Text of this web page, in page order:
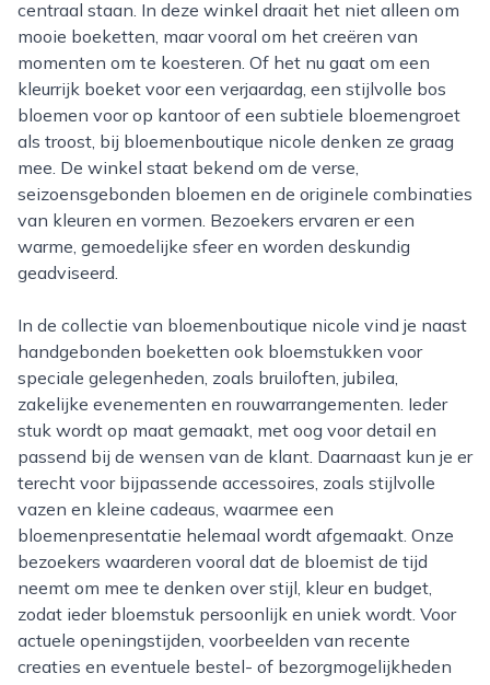
centraal staan. In deze winkel draait het niet alleen om
mooie boeketten, maar vooral om het creëren van
momenten om te koesteren. Of het nu gaat om een
kleurrijk boeket voor een verjaardag, een stijlvolle bos
bloemen voor op kantoor of een subtiele bloemengroet
als troost, bij bloemenboutique nicole denken ze graag
mee. De winkel staat bekend om de verse,
seizoensgebonden bloemen en de originele combinaties
van kleuren en vormen. Bezoekers ervaren er een
warme, gemoedelijke sfeer en worden deskundig
geadviseerd.
In de collectie van bloemenboutique nicole vind je naast
handgebonden boeketten ook bloemstukken voor
speciale gelegenheden, zoals bruiloften, jubilea,
zakelijke evenementen en rouwarrangementen. Ieder
stuk wordt op maat gemaakt, met oog voor detail en
passend bij de wensen van de klant. Daarnaast kun je er
terecht voor bijpassende accessoires, zoals stijlvolle
vazen en kleine cadeaus, waarmee een
bloemenpresentatie helemaal wordt afgemaakt. Onze
bezoekers waarderen vooral dat de bloemist de tijd
neemt om mee te denken over stijl, kleur en budget,
zodat ieder bloemstuk persoonlijk en uniek wordt. Voor
actuele openingstijden, voorbeelden van recente
creaties en eventuele bestel- of bezorgmogelijkheden